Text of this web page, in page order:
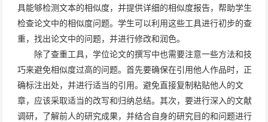
具能够检测文本的相似度，并提供详细的相似度报告，帮助学生
检查论文中的相似度问题。学生可以利用这些工具进行初步的查
重，找出论文中的问题，并进行修改和润色。
除了查重工具，学位论文的撰写中也需要注意一些方法和技
巧来避免相似度过高的问题。首先要确保在引用他人作品时，正
确标注出处，并进行适当的引用。避免直接复制粘贴他人的文
章，应该采取适当的改写和归纳总结。其次，要进行深入的文献
调研，了解前人的研究成果，并结合自身的研究目的和问题进行